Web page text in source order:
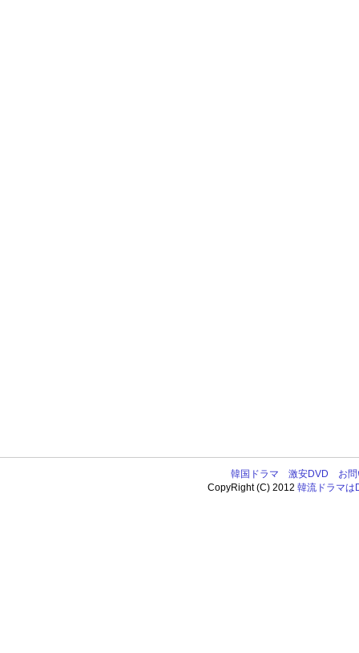
韓国ドラマ 激安DVD
お
CopyRight (C) 2012韓流ドラマは